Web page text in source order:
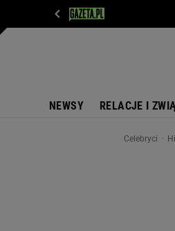
NEWSY RELACJE I
Celebryci